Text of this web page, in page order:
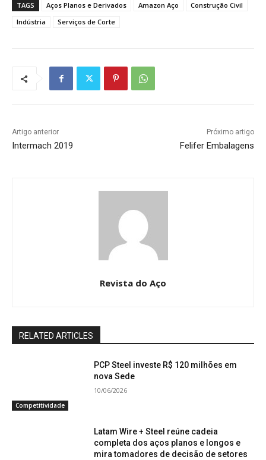
TAGS Aços Planos e Derivados Amazon Aço
Construção Civil
Indústria
Serviços de Corte
Artigo anterior
Intermach 2019
Próximo artigo
Felifer Embalagens
Revista do Aço
RELATED ARTICLES
Competitividade
PCP Steel investe R$ 120 milhões em
nova Sede
10/06/2026
Latam Wire + Steel reúne cadeia
completa dos aços planos e longos e
mira tomadores de decisão de setores